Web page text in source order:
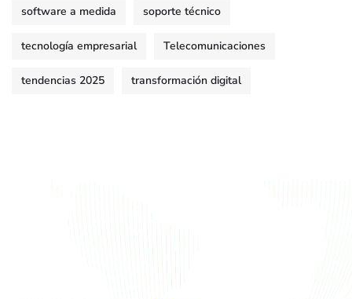
software a medida soporte técnico
tecnología empresarial Telecomunicaciones
tendencias 2025 transformación digital